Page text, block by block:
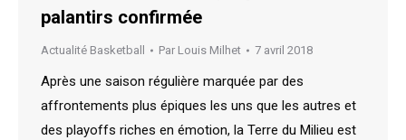
palantirs confirmée
Actualité Basketball Par Louis Milhet 7 avril 2018
Après une saison régulière marquée par des
affrontements plus épiques les uns que les autres et
des playoffs riches en émotion, la Terre du Milieu est